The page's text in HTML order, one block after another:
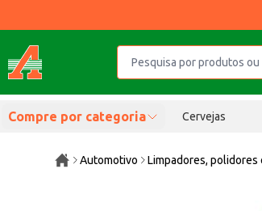
Compre por categoria Cervejas
Automotivo Limpadores, polidores